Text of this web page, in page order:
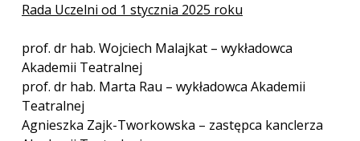
Rada Uczelni od 1 stycznia 2025 roku
prof. dr hab. Wojciech Malajkat – wykładowca
Akademii Teatralnej
prof. dr hab. Marta Rau – wykładowca Akademii
Teatralnej
Agnieszka Zajk-Tworkowska – zastępca kanclerza